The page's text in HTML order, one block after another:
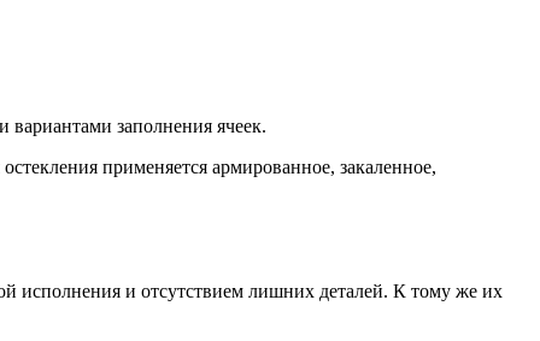
вариантами заполнения ячеек.
применяется армированное, закаленное,
исполнения и отсутствием лишних деталей. К тому же их